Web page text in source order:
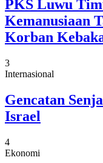
PKS Luwu
Kemanusiaan
Korban
3
Internasional
Gencatan
Israel
4
Ekonomi